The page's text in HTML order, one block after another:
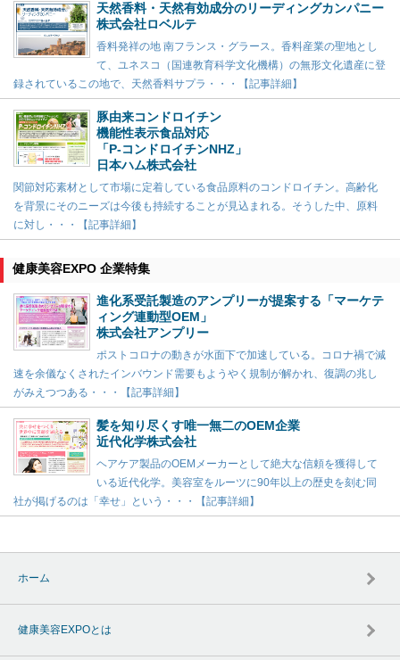
天然香料・天然有効成分のリーディングカンパニー
株式会社ロベルテ
香料発祥の地 南フランス・グラース。香料産業の聖地とし
て、ユネスコ（国連教育科学文化機構）の無形文化遺産に登
録されているこの地で、天然香料サプラ・・・【記事詳細】
豚由来コンドロイチン
機能性表示食品対応
「P-コンドロイチンNHZ」
日本ハム株式会社
関節対応素材として市場に定着している食品原料のコンドロイチン。高齢化
を背景にそのニーズは今後も持続することが見込まれる。そうした中、原料
に対し・・・【記事詳細】
健康美容EXPO 企業特集
進化系受託製造のアンプリーが提案する「マーケテ
ィング連動型OEM」
株式会社アンプリー
ポストコロナの動きが水面下で加速している。コロナ禍で減
速を余儀なくされたインバウンド需要もようやく規制が解かれ、復調の兆し
がみえつつある・・・【記事詳細】
髪を知り尽くす唯一無二のOEM企業
近代化学株式会社
ヘアケア製品のOEMメーカーとして絶大な信頼を獲得して
いる近代化学。美容室をルーツに90年以上の歴史を刻む同
社が掲げるのは「幸せ」という・・・【記事詳細】
ホーム
健康美容EXPOとは